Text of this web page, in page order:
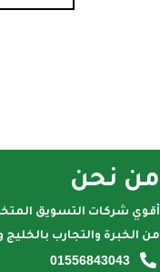
من نحن
من الخبرة والتجارب بالخليج
01556843043